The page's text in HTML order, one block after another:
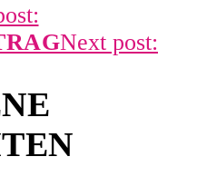
Next post: